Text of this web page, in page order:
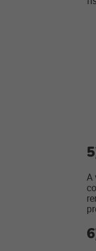
A